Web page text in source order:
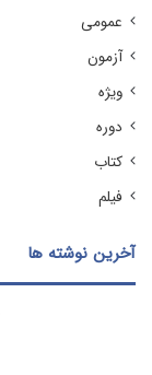
عمومی
آزمون
ویژه
دوره
کتاب
فیلم
آخرین نوشته ها